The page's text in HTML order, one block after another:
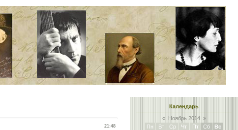
21:48
Календарь
«
Ноябрь 2014 »
Пн
Вт Ср Чт Пт Сб
Вс